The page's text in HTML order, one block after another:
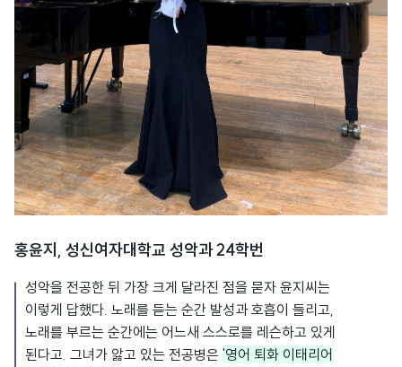
홍윤지, 성신여자대학교 성악과 24학번
성악을 전공한 뒤 가장 크게 달라진 점을 묻자 윤지씨는
이렇게 답했다. 노래를 듣는 순간 발성과 호흡이 들리고,
노래를 부르는 순간에는 어느새 스스로를 레슨하고 있게
된다고. 그녀가 앓고 있는 전공병은 '영어 퇴화 이태리어